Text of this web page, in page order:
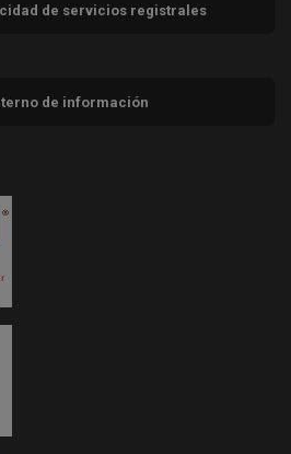
de servicios registrales
de información